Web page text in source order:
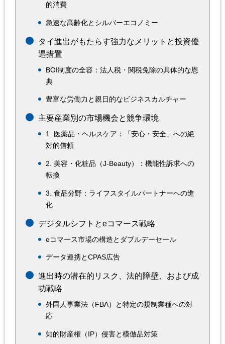
的消費
急速な高齢化とシルバーエコノミー
タイ進出がもたらす強力なメリットと投資優
遇措置
BOI制度の全容：法人税・関税免除の具体的な恩
典
豊富な労働力と親日的なビジネスカルチャー
主要産業別の市場機会と競争環境
1. 医薬品・ヘルスケア：「安心・安全」への絶
対的信頼
2. 美容・化粧品（J-Beauty）：機能性訴求への
転換
3. 食品分野：ライフスタイルパートナーへの進
化
デジタルシフトとeコマース戦略
eコマース市場の構造とダブルデーセール
データ連携とCPAS広告
進出時の潜在的リスク、法的障壁、および成
功戦略
外国人事業法（FBA）と特定の規制業種への対
応
知的財産権（IP）侵害と模倣品対策